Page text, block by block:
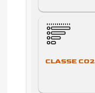
CLASSE CO2